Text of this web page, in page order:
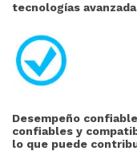
tecnologías
Desempeño
confiables y
lo que puede